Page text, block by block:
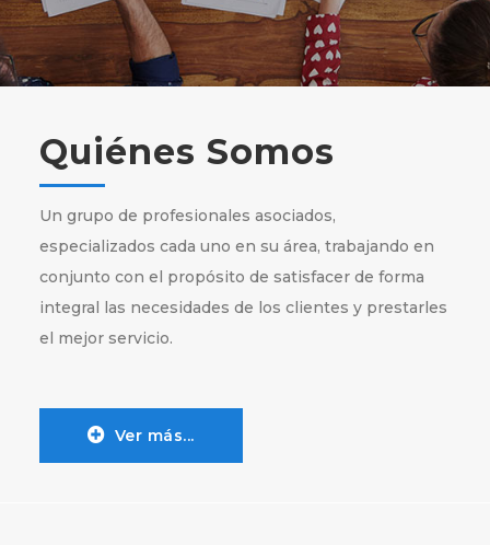
Quiénes Somos
Un grupo de profesionales asociados,
especializados cada uno en su área, trabajando en
conjunto con el propósito de satisfacer de forma
integral las necesidades de los clientes y prestarles
el mejor servicio.
Ver más...